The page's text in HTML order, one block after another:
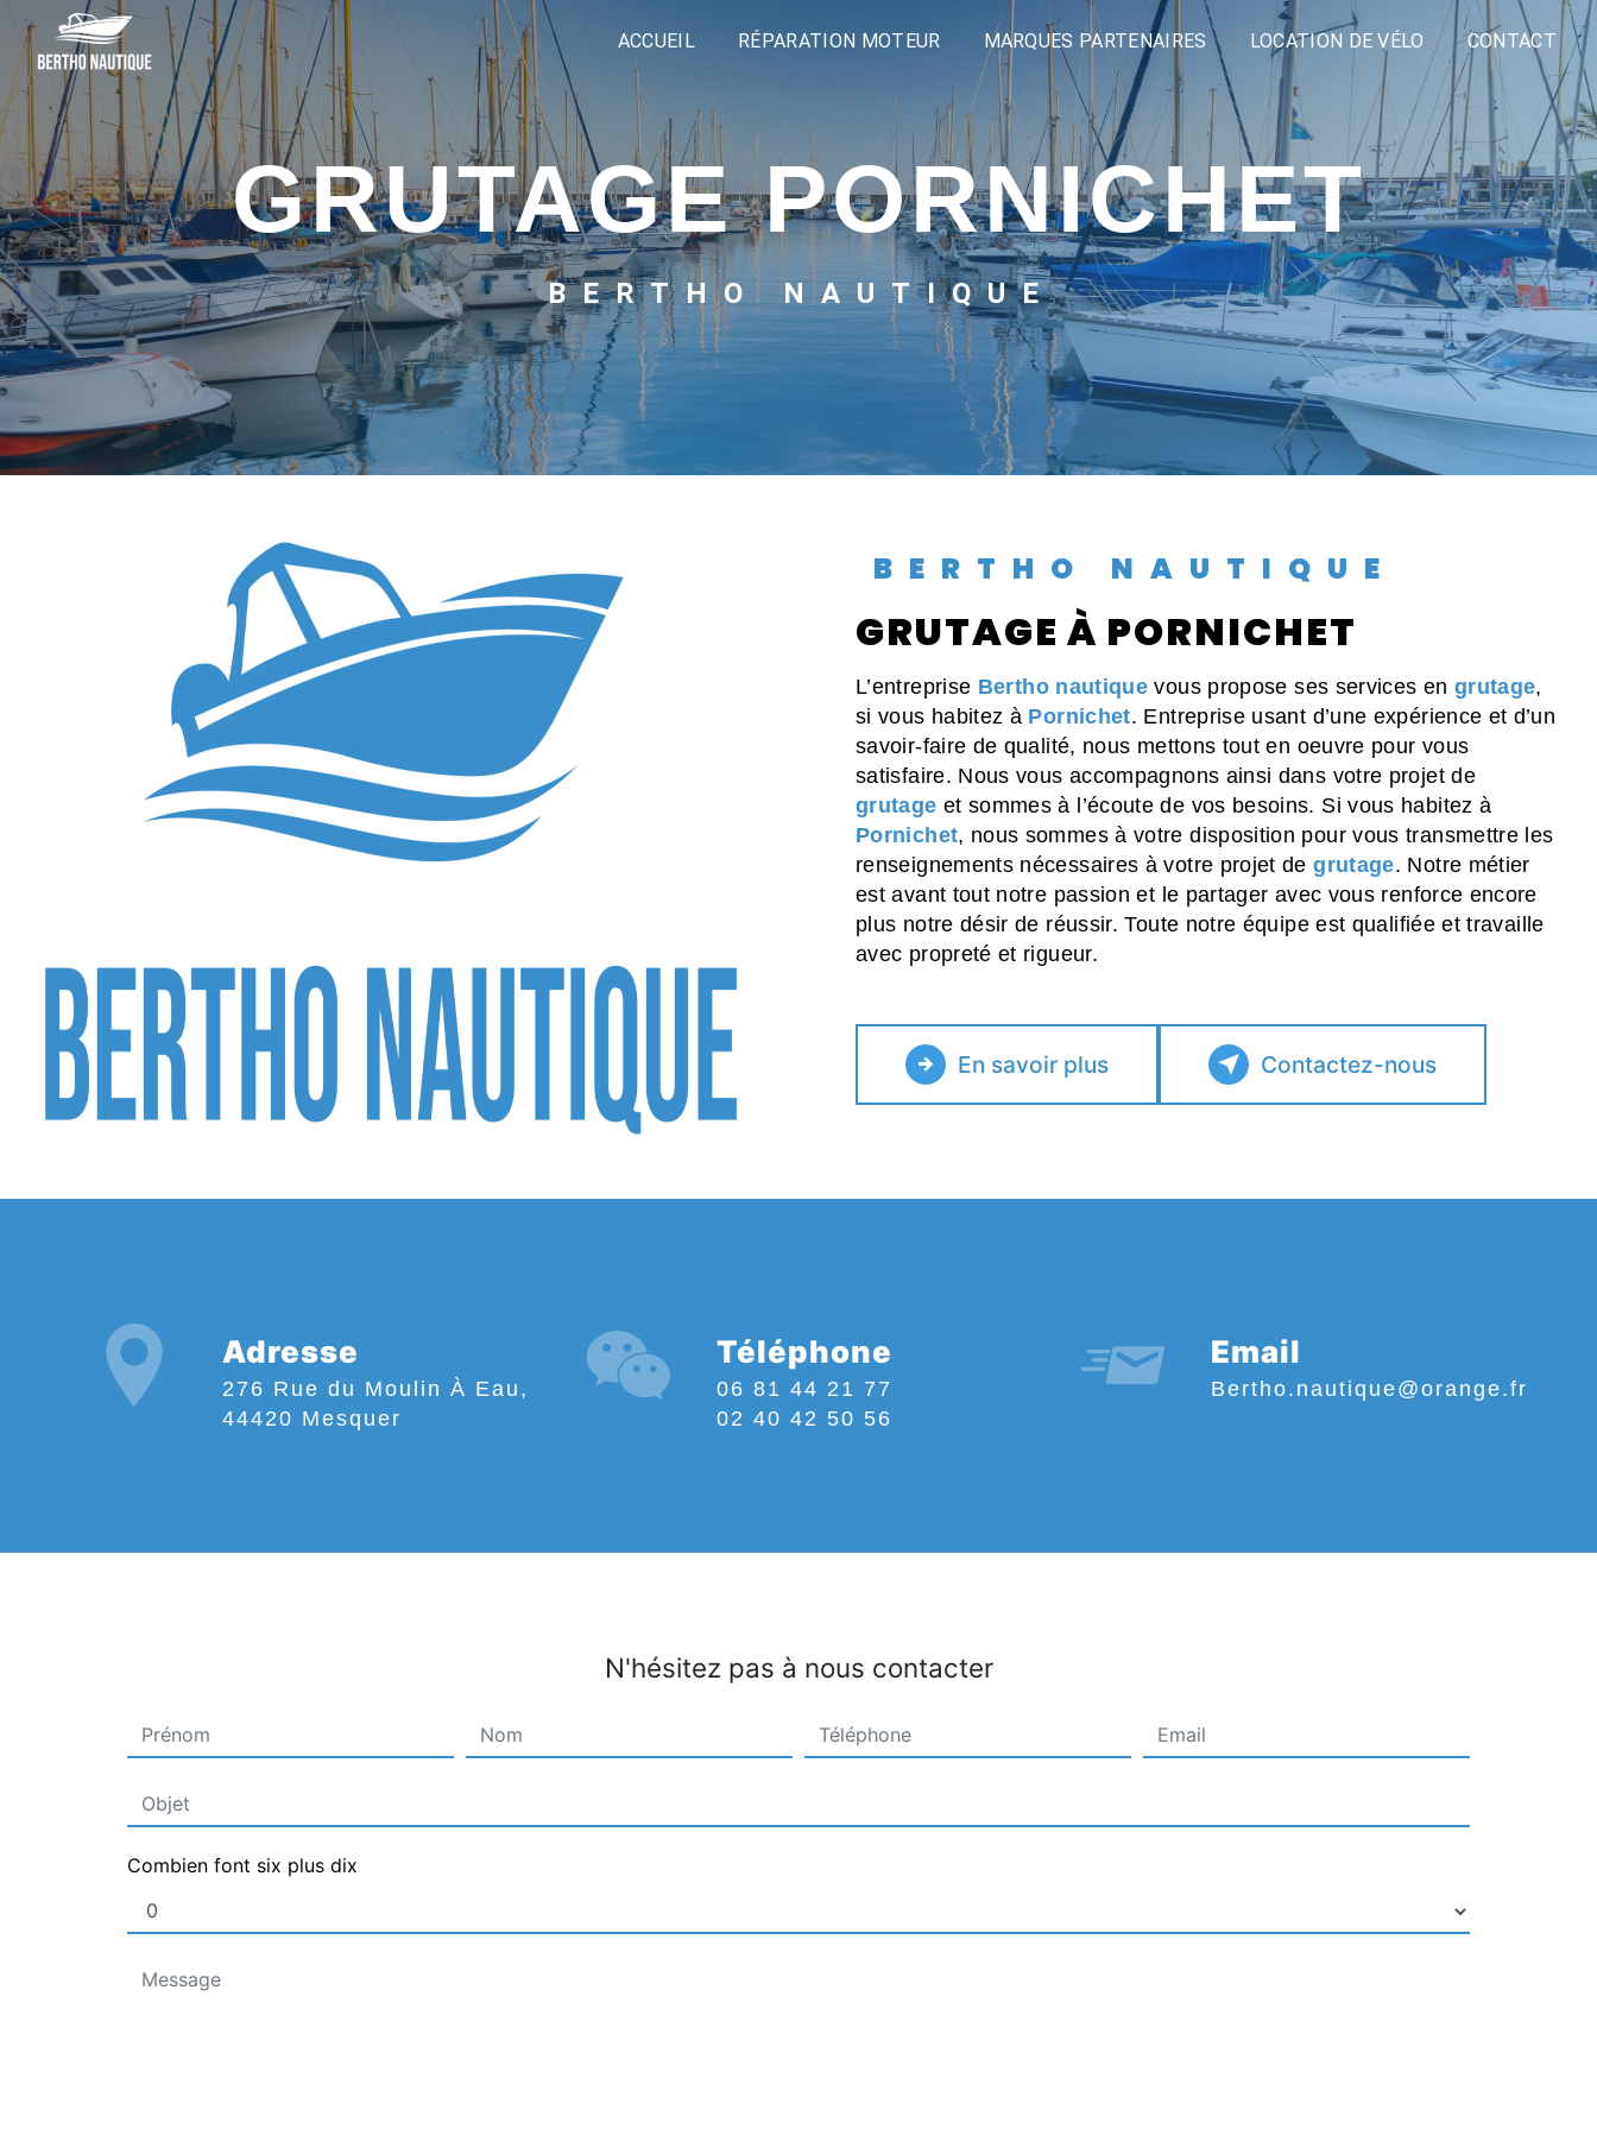
ACCUEIL RÉPARATION MOTEUR MARQUES PARTENAIRES LOCATION DE VÉLO CONTACT
GRUTAGE PORNICHET
BERTHO NAUTIQUE
BERTHO NAUTIQUE
GRUTAGE À PORNICHET
L’entreprise Bertho nautique vous propose ses services en grutage,
si vous habitez à Pornichet. Entreprise usant d’une expérience et d’un
savoir-faire de qualité, nous mettons tout en oeuvre pour vous
satisfaire. Nous vous accompagnons ainsi dans votre projet de
grutage et sommes à l’écoute de vos besoins. Si vous habitez à
Pornichet, nous sommes à votre disposition pour vous transmettre les
renseignements nécessaires à votre projet degrutage. Notre métier
est avant tout notre passion et le partager avec vous renforce encore
plus notre désir de réussir. Toute notre équipe est qualifiée et travaille
avec propreté et rigueur.
En savoir plus Contactez-nous
Adresse
276 Rue du Moulin À Eau,
44420 Mesquer
Téléphone
06 81 44 21 77
02 40 42 50 56
Email
bertho.nautique@orange.fr
N'hésitez pas à nous contacter
Combien font six plus dix
Panneau de gestion des cookies